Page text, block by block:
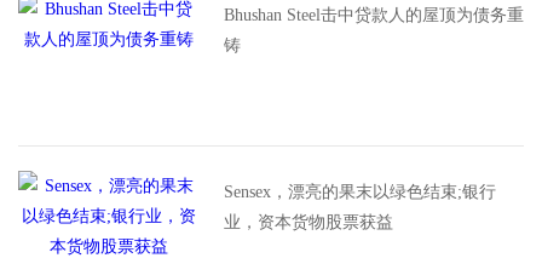
Bhushan Steel击中贷款人的屋顶为债务重
铸
Sensex，漂亮的果末以绿色结束;银行
业，资本货物股票获益